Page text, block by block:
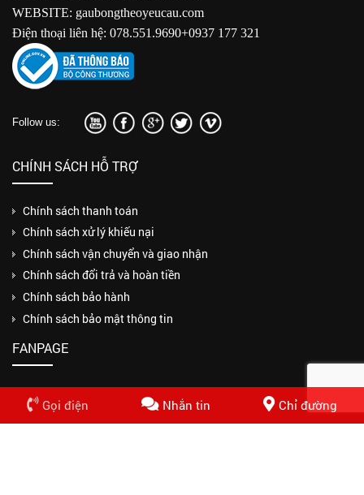
WEBSITE: gaubongtheoyeucau.com
Điện thoại liên hệ: 078.551.9690+0937 177 321
Follow us:
CHÍNH SÁCH HỖ TRỢ
Chính sách thanh toán
Chính sách xử lý khiếu nại
Chính sách vận chuyển và giao nhận
Chính sách đổi trả và hoàn tiền
Chính sách bảo hành
Chính sách bảo mật thông tin
FANPAGE
Gọi điện Nhắn tin Chỉ đường